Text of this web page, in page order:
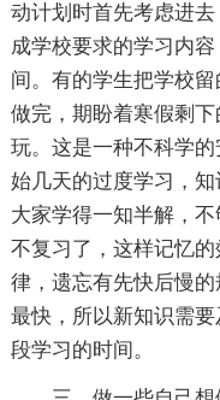
动计划时首先考虑进
成学校要求的学习内
间。有的学生把学校
做完，期盼着寒假剩
玩。这是一种不科学
始几天的过度学习，
大家学得一知半解，
不复习了，这样记忆
律，遗忘有先快后慢
最快，所以新知识需
段学习的时间。